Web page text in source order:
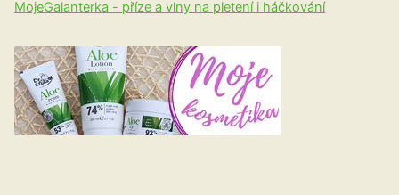
MojeGalanterka - příze a vlny na pletení i háčkování